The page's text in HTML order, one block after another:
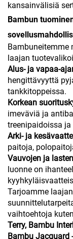
kansainvälisiä
Bambun
Bambuneitemme
laajan
Alus- ja vapaa-
hengittävyyttä
tankkitoppeissa.
Korkean
imeväviä ja
treenipaidoissa
Arki- ja
paitoja,
Vauvojen ja
luonne on
Tarjoamme
vaihtoehtoja kuten
Terry, Bambu
Bambu Jacquard